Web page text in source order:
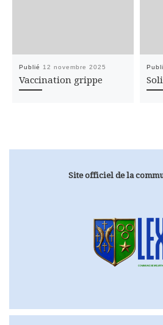
Publié 12 novembre 2025
Vaccination grippe
Site officiel de la